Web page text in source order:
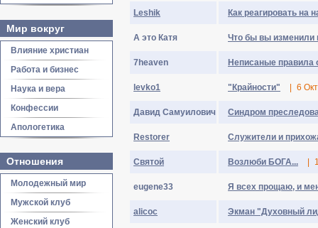
Мир вокруг
Влияние христиан
Работа и бизнес
Наука и вера
Конфессии
Апологетика
Отношения
Молодежный мир
Мужской клуб
Женский клуб
Leshik Как реагировать на
А это Катя Что бы вы изменили
7heaven Неписаные правила
levko1 "Крайности" 6
Давид Самуилович Синдром
Restorer Служители и
Святой Возлюби БОГА...
eugene33 Я всех прощаю, и
alicoc Экман "Духовный